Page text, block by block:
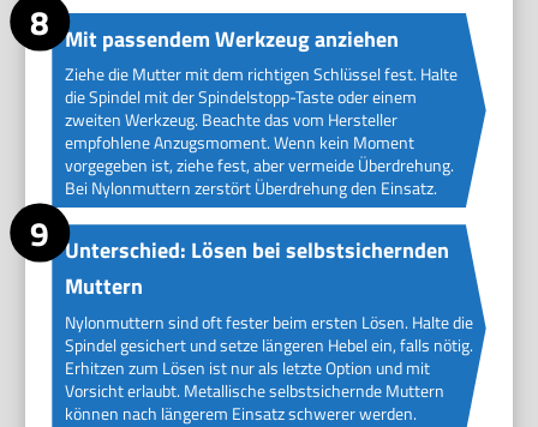
Mit passendem Werkzeug anziehen
Ziehe die Mutter mit dem richtigen Schlüssel fest. Halte
die Spindel mit der Spindelstopp-Taste oder einem
zweiten Werkzeug. Beachte das vom Hersteller
empfohlene Anzugsmoment. Wenn kein Moment
vorgegeben ist, ziehe fest, aber vermeide Überdrehung.
Bei Nylonmuttern zerstört Überdrehung den Einsatz.
Unterschied: Lösen bei selbstsichernden
Muttern
Nylonmuttern sind oft fester beim ersten Lösen. Halte die
Spindel gesichert und setze längeren Hebel ein, falls nötig.
Erhitzen zum Lösen ist nur als letzte Option und mit
Vorsicht erlaubt. Metallische selbstsichernde Muttern
können nach längerem Einsatz schwerer werden.